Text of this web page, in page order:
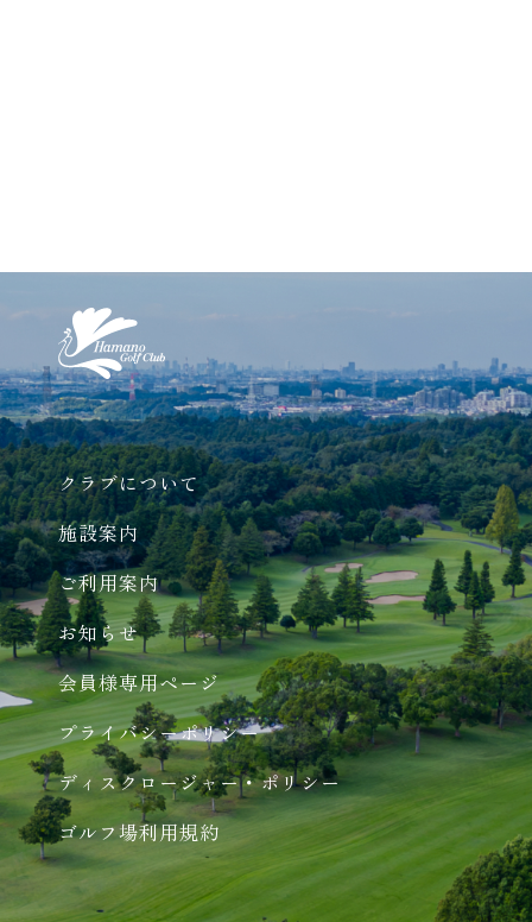
クラブについて
施設案内
ご利用案内
お知らせ
会員様専用ページ
プライバシーポリシー
ディスクロージャー・ポリシー
ゴルフ場利用規約